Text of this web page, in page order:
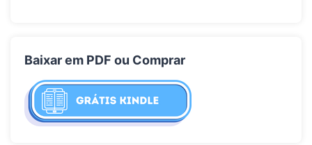
Baixar em PDF ou Comprar